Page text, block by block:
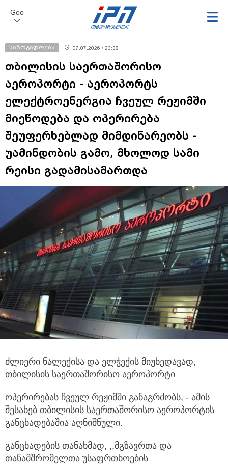
Geo
საზოგადოება 07.07.2026 / 23:38
თბილისის საერთაშორისო
აეროპორტი - აეროპორტს
ელექტროენერგია ჩვეულ რეჟიმში
მიეწოდება და ოპერირება
შეუფერხებლად მიმდინარეობს -
უამინდობის გამო, მხოლოდ სამი
რეისი გადამისამართდა
ძლიერი ნალექისა და ელჭექის მიუხედავად,
თბილისის საერთაშორისო აეროპორტი
ოპერირებას ჩვეულ რეჟიმში განაგრძობს, - ამის
შესახებ თბილისის საერთაშორისო აეროპორტის
განცხადებაშია აღნიშნული.
განცხადების თანახმად, ,,მგზავრთა და
თანამშრომელთა უსაფრთხოების